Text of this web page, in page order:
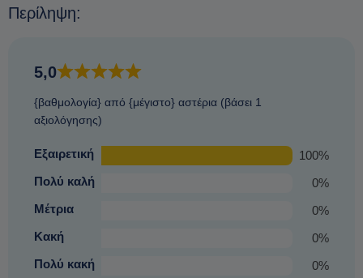
Περίληψη:
5,0
{βαθμολογία} από {μέγιστο} αστέρια (βάσει 1
αξιολόγησης)
Εξαιρετική
100%
Πολύ καλή
0%
Μέτρια
0%
Κακή
0%
Πολύ κακή
0%